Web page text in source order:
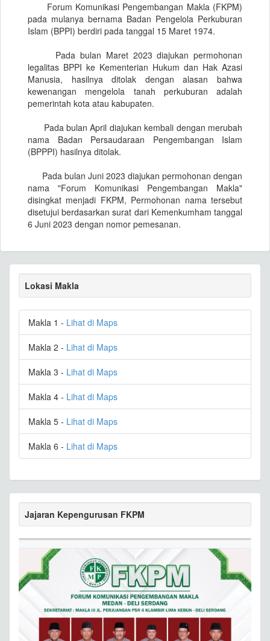
Forum Komunikasi Pengembangan Makla (FKPM)
pada mulanya bernama Badan Pengelola Perkuburan
Islam (BPPI) berdiri pada tanggal 15 Maret 1974.
Pada bulan Maret 2023 diajukan permohonan
legalitas BPPI ke Kementerian Hukum dan Hak Azasi
Manusia, hasilnya ditolak dengan alasan bahwa
kewenangan mengelola tanah perkuburan adalah
pemerintah kota atau kabupaten.
Pada bulan April diajukan kembali dengan merubah
nama Badan Persaudaraan Pengembangan Islam
(BPPPI) hasilnya ditolak.
Pada bulan Juni 2023 diajukan permohonan dengan
nama "Forum Komunikasi Pengembangan Makla"
disingkat menjadi FKPM, Permohonan nama tersebut
disetujui berdasarkan surat dari Kemenkumham tanggal
6 Juni 2023 dengan nomor pemesanan.
Lokasi Makla
Makla 1 - Lihat di Maps
Makla 2 - Lihat di Maps
Makla 3 - Lihat di Maps
Makla 4 - Lihat di Maps
Makla 5 - Lihat di Maps
Makla 6 - Lihat di Maps
Jajaran Kepengurusan FKPM